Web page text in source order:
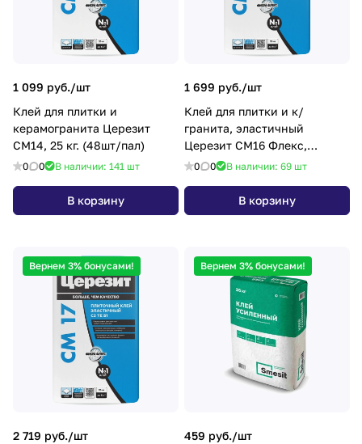
1 099 руб./шт
Клей для плитки и
керамогранита Церезит
СМ14, 25 кг. (48шт/пал)
0 0 В наличии: 141 шт
В корзину
1 699 руб./шт
Клей для плитки и к/
гранита, эластичный
Церезит СМ16 Флекс,
морозостойкий, 25 кг. (48шт/
0 0 В наличии: 69 шт
В корзину
Вернем 3% бонусами!
2 719 руб./шт
Вернем 3% бонусами!
459 руб./шт